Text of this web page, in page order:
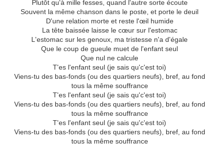
Plutôt qu'à mille fesses, quand l'autre sorte écoute
Souvent la même chanson dans le poste, et porte le deuil
D'une relation morte et reste l'œil humide
La tête baissée laisse le cœur sur l'estomac
L'estomac sur les genoux, ma tristesse n'a d'égale
Que le coup de gueule muet de l'enfant seul
Que nul ne calcule
T'es l'enfant seul (je sais qu'c'est toi)
Viens-tu des bas-fonds (ou des quartiers neufs), bref, au fond
tous la même souffrance
T'es l'enfant seul (je sais qu'c'est toi)
Viens-tu des bas-fonds (ou des quartiers neufs), bref, au fond
tous la même souffrance
T'es l'enfant seul (je sais qu'c'est toi)
Viens-tu des bas-fonds (ou des quartiers neufs), bref, au fond
tous la même souffrance